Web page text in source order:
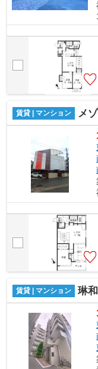
賃貸 | マンション メ
賃貸 | マンション 琳